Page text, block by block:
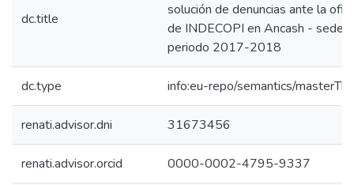
dc.title
solución de denuncias ante la
de INDECOPI en Ancash - sede
periodo 2017-2018
dc.type info:eu-repo/semantics/
renati.advisor.dni 31673456
renati.advisor.orcid 0000-0002-4795-9337